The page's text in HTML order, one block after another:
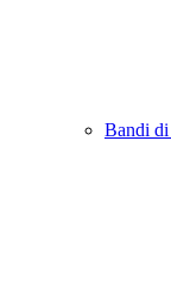
Bandi di